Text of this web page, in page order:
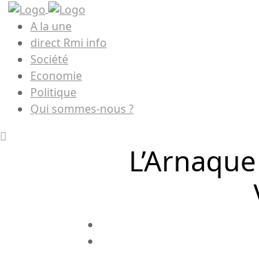
A la une
direct Rmi info
Société
Economie
Politique
Qui sommes-nous ?